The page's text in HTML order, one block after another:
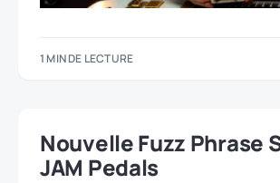
1 MIN DE LECTURE
Nouvelle Fuzz Phrase
JAM Pedals